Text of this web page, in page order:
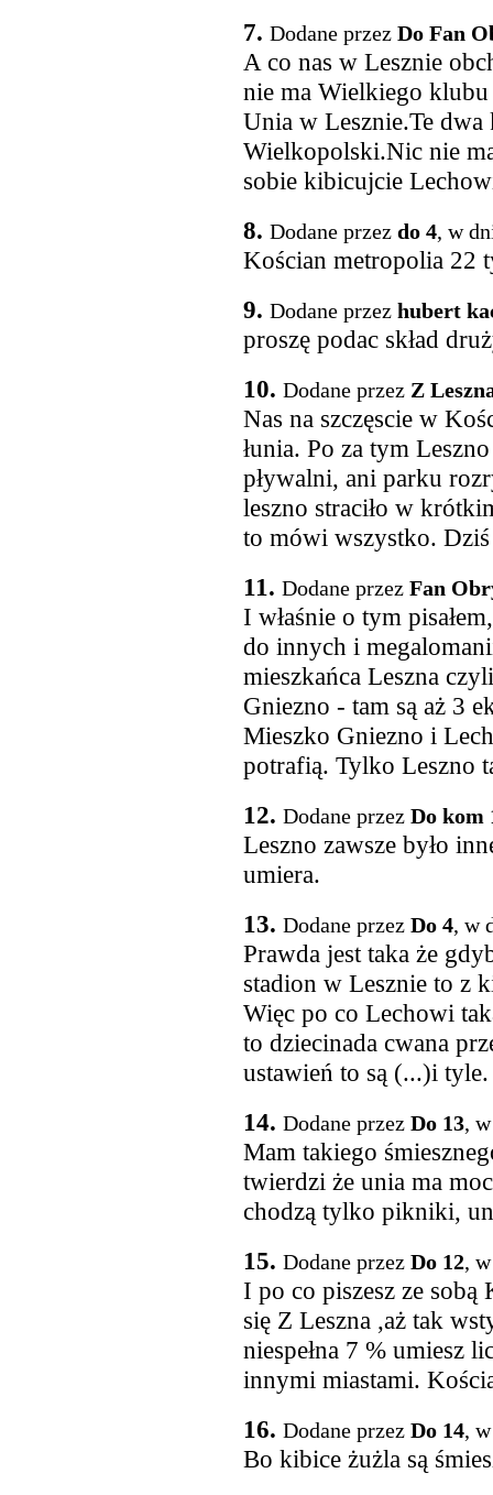
7. Dodane przez Do Fan
A co nas w Lesznie
nie ma Wielkiego
Unia w Lesznie.Te
Wielkopolski.Nic nie
sobie kibicujcie
8. Dodane przez do 4, w
Kościan metropolia 22
9. Dodane przez hubert
proszę podac skład
10. Dodane przez Z
Nas na szczęscie w
łunia. Po za tym
pływalni, ani parku
leszno straciło w
to mówi wszystko. Dziś
11. Dodane przez Fan
I właśnie o tym
do innych i
mieszkańca Leszna
Gniezno - tam są aż 3
Mieszko Gniezno i
potrafią. Tylko Leszno
12. Dodane przez Do kom
Leszno zawsze było
umiera.
13. Dodane przez Do 4, w
Prawda jest taka że
stadion w Lesznie to z
Więc po co Lechowi
to dziecinada cwana
ustawień to są (...)i tyle.
14. Dodane przez Do 13,
Mam takiego
twierdzi że unia ma
chodzą tylko pikniki,
15. Dodane przez Do 12,
I po co piszesz ze sobą
się Z Leszna ,aż tak
niespełna 7 % umiesz
innymi miastami.
16. Dodane przez Do 14,
Bo kibice żużla są